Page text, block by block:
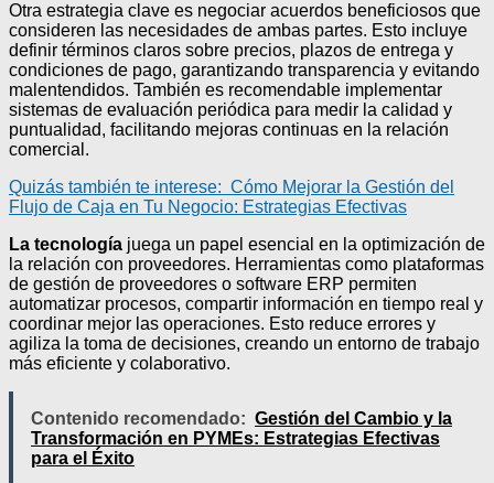
Otra estrategia clave es negociar acuerdos beneficiosos que
consideren las necesidades de ambas partes. Esto incluye
definir términos claros sobre precios, plazos de entrega y
condiciones de pago, garantizando transparencia y evitando
malentendidos. También es recomendable implementar
sistemas de evaluación periódica para medir la calidad y
puntualidad, facilitando mejoras continuas en la relación
comercial.
Quizás también te interese: Cómo Mejorar la Gestión del
Flujo de Caja en Tu Negocio: Estrategias Efectivas
La tecnología juega un papel esencial en la optimización de
la relación con proveedores. Herramientas como plataformas
de gestión de proveedores o software ERP permiten
automatizar procesos, compartir información en tiempo real y
coordinar mejor las operaciones. Esto reduce errores y
agiliza la toma de decisiones, creando un entorno de trabajo
más eficiente y colaborativo.
Contenido recomendado: Gestión del Cambio y la
Transformación en PYMEs: Estrategias Efectivas
para el Éxito